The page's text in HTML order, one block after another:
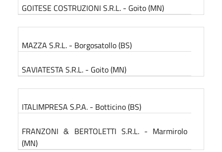
GOITESE COSTRUZIONI S.R.L. - Goito (MN)
MAZZA S.R.L. - Borgosatollo (BS)
SAVIATESTA S.R.L. - Goito (MN)
ITALIMPRESA S.P.A. - Botticino (BS)
FRANZONI & BERTOLETTI S.R.L. - Marmirolo
(MN)